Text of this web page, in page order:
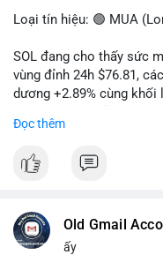
Loại tín hiệu: 🟢 MUA
SOL đang cho thấy sức
vùng đỉnh 24h $76.81,
dương +2.89% cùng
hoàn toàn nhịp điều chỉnh.
Khuyến nghị giao dịch cụ
- Mục tiêu chốt lời: TP1:
- Cắt lỗ: 74.90 (dưới vùng
Đọc thêm
Old Gmail
ấy